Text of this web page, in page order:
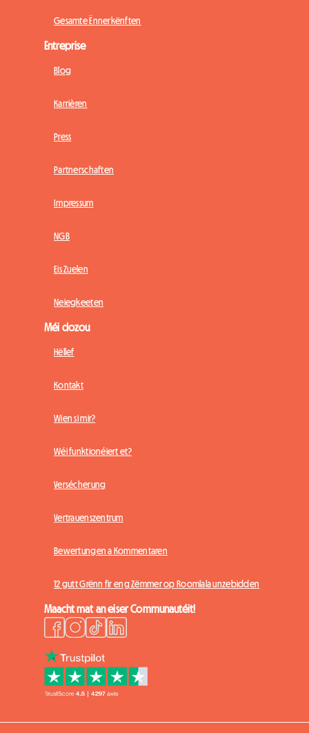
Gesamte Ënnerkënften
Entreprise
Blog
Karrièren
Press
Partnerschaften
Impressum
NGB
Eis Zuelen
Neiegkeeten
Méi dozou
Hëllef
Kontakt
Wien si mir?
Wéi funktionéiert et?
Versécherung
Vertrauenszentrum
Bewertungen a Kommentaren
12 gutt Grënn fir eng Zëmmer op Roomlala unzebidden
Maacht mat an eiser Communautéit!